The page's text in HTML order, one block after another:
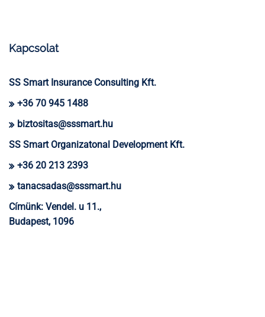
Kapcsolat
SS Smart Insurance Consulting Kft.
+36 70 945 1488
biztositas@sssmart.hu
SS Smart Organizatonal Development Kft.
+36 20 213 2393
tanacsadas@sssmart.hu
Címünk: Vendel. u 11.,
Budapest, 1096